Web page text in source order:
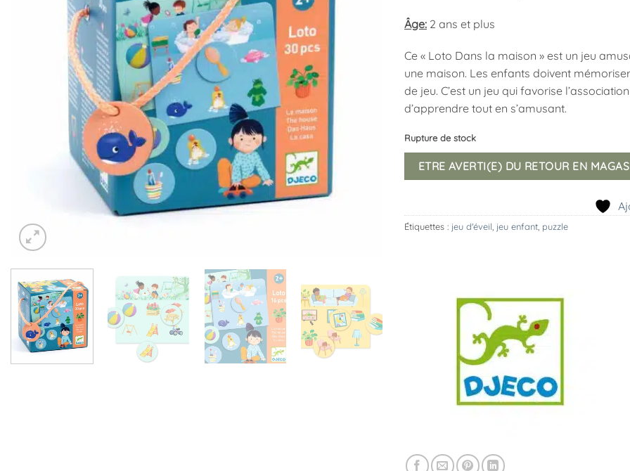
Âge: 2 ans et plus
Ce « Loto Dans la maison » est un jeu
une maison. Les enfants doivent
de jeu. C’est un jeu qui favorise
d’apprendre tout en s’amusant.
Rupture de stock
ETRE AVERTI(E) DU RETOUR EN
Étiquettes : jeu d'éveil, jeu enfant, puzzle